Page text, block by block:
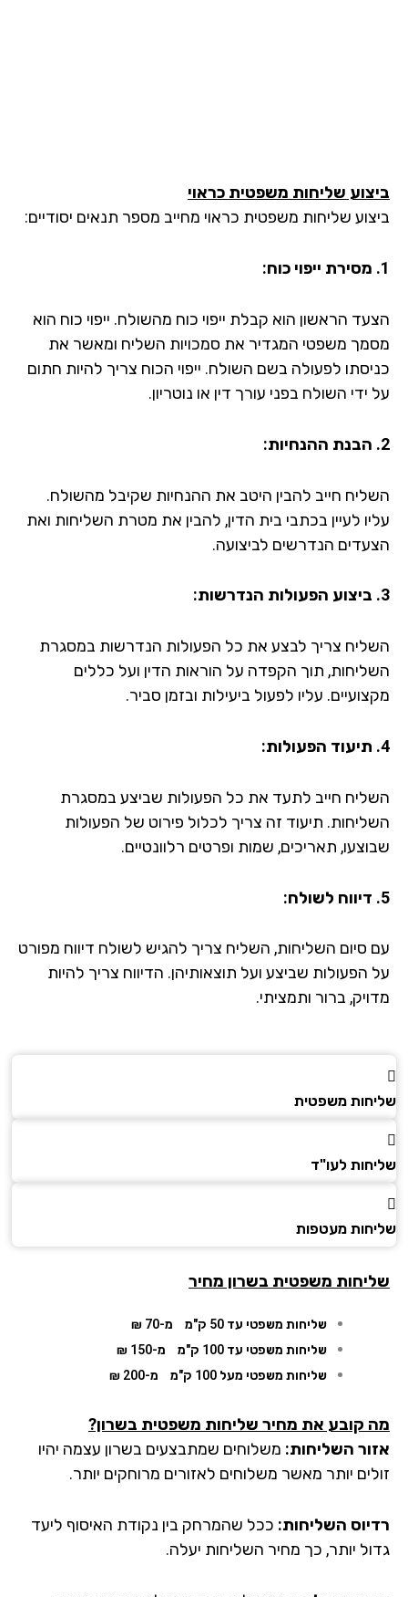
שליחות משפטית כראוי
שליחות משפטית כראוי מחייב מספר תנאים יסודיים:
הראשון הוא קבלת ייפוי כוח מהשולח. ייפוי כוח הוא
משפטי המגדיר את סמכויות השליח ומאשר את
לפעולה בשם השולח. ייפוי הכוח צריך להיות חתום
ידי השולח בפני עורך דין או נוטריון.
חייב להבין היטב את ההנחיות שקיבל מהשולח.
לעיין בכתבי בית הדין, להבין את מטרת השליחות ואת
הנדרשים לביצועה.
צריך לבצע את כל הפעולות הנדרשות במסגרת
תוך הקפדה על הוראות הדין ועל כללים
עליו לפעול ביעילות ובזמן סביר.
חייב לתעד את כל הפעולות שביצע במסגרת
תיעוד זה צריך לכלול פירוט של הפעולות
תאריכים, שמות ופרטים רלוונטיים.
סיום השליחות, השליח צריך להגיש לשולח דיווח מפורט
הפעולות שביצע ועל תוצאותיהן. הדיווח צריך להיות
ברור ותמציתי.
משפטית
לעו"ד
מעטפות
משפטית בשרון מחיר
שליחות משפטי עד 50 ק"מ
מ-70 ₪
שליחות משפטי עד 100 ק"מ
מ-150 ₪
שליחות משפטי מעל 100 ק"מ
מ-200 ₪
קובע את מחיר שליחות משפטית בשרון?
השליחות:משלוחים שמתבצעיםבשרוןעצמה יהיו
יותר מאשר משלוחים לאזורים מרוחקים יותר.
השליחות:ככל שהמרחק בין נקודת האיסוף ליעד
יותר, כך מחיר השליחות יעלה.